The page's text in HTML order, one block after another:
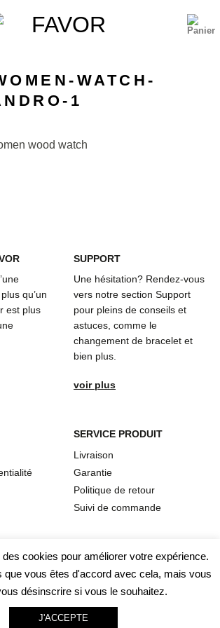
WATCH-
1
qu’un
est plus
SUPPORT
Une hésitation? Rendez-vous
vers notre section Support
pour pleins de conseils et
astuces, comme le
changement de bracelet et
bien plus.
voir plus
SERVICE PRODUIT
Livraison
Garantie
Politique de retour
Suivi de commande
cookies pour améliorer votre expérience.
que vous êtes d'accord avec cela, mais vous
désinscrire si vous le souhaitez.
J'ACCEPTE